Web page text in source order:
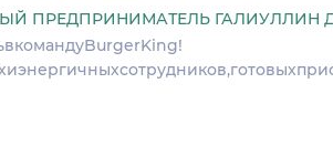
ПРЕДПРИНИМАТЕЛЬ ГАЛИУЛЛИН